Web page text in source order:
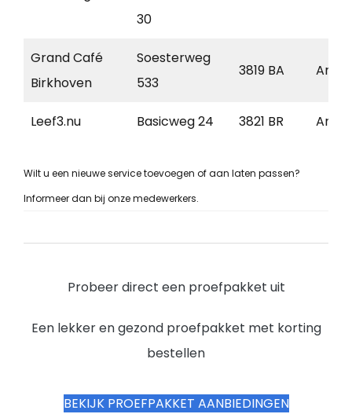
30
Grand Café
Birkhoven
Soesterweg
533
3819 BA
Leef3.nu Basicweg 24 3821 BR
Wilt u een nieuwe service toevoegen of aan laten passen?
Informeer dan bij onze medewerkers.
Probeer direct een proefpakket uit
Een lekker en gezond proefpakket met korting
bestellen
BEKIJK PROEFPAKKET AANBIEDINGEN